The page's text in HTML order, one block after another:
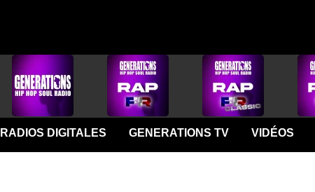
RADIOS DIGITALES GENERATIONS TV VIDÉOS